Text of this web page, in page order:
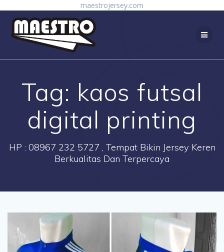
maestrojersey.com
Tag: kaos futsal
digital printing
HP : 08967 232 5727 , Tempat Bikin Jersey Keren
Berkualitas Dan Terpercaya